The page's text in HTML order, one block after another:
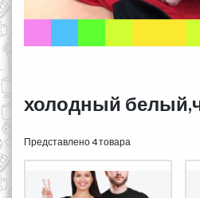
холодный
Представлено 4 товара